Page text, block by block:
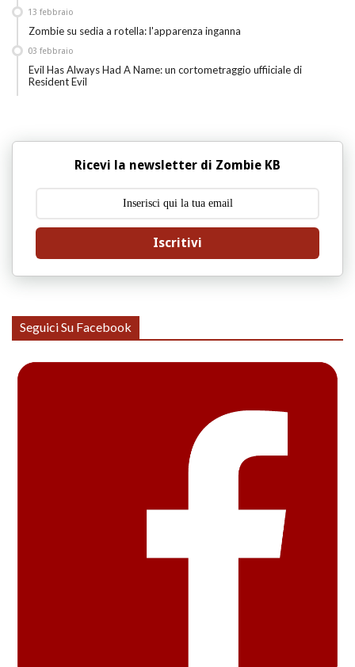
Zombie su sedia a rotella: l'apparenza inganna
13 febbraio
Evil Has Always Had A Name: un cortometraggio uffiiciale di
Resident Evil
03 febbraio
Ricevi la newsletter di Zombie KB
Iscritivi
Seguici Su Facebook